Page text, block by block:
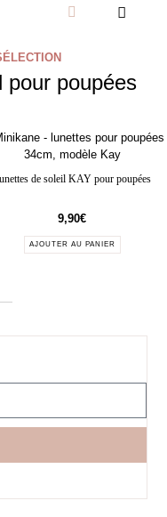
pour poupées
de soleil KAY pour poupées
9,90€
AJOUTER AU PANIER